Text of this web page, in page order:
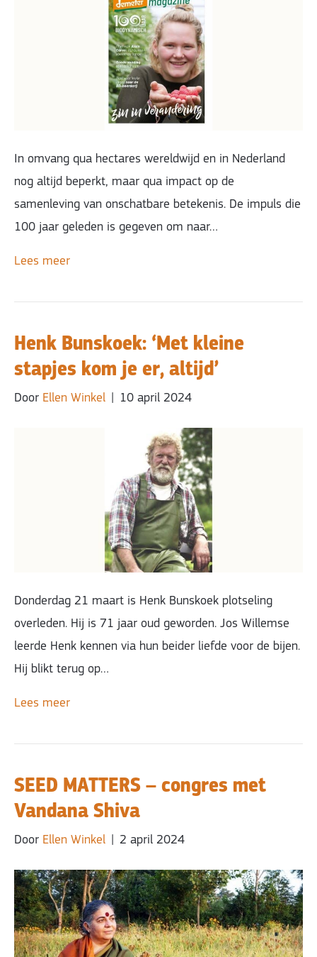
In omvang qua hectares wereldwijd en in Nederland
nog altijd beperkt, maar qua impact op de
samenleving van onschatbare betekenis. De impuls die
100 jaar geleden is gegeven om naar…
Lees meer
Henk Bunskoek: ‘Met kleine
stapjes kom je er, altijd’
Door Ellen Winkel 10 april 2024
Donderdag 21 maart is Henk Bunskoek plotseling
overleden. Hij is 71 jaar oud geworden. Jos Willemse
leerde Henk kennen via hun beider liefde voor de bijen.
Hij blikt terug op…
Lees meer
SEED MATTERS – congres met
Vandana Shiva
Door Ellen Winkel 2 april 2024